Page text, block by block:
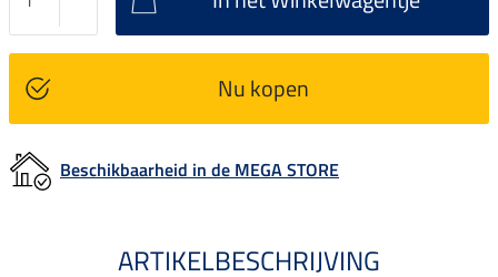
Nu kopen
Beschikbaarheid in de MEGA STORE
ARTIKELBESCHRIJVING